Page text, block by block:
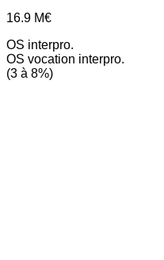
16.9 M€
OS interpro.
OS vocation interpro.
(3 à 8%)